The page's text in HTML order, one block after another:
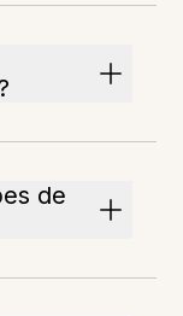
de